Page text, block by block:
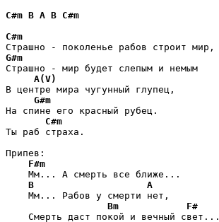
C#m B A B C#m
C#m
G#m
Страшно - мир будет слепым и немым
A(V)
В центре мира чугунный глупец,
G#m
На спине его красный рубец.
C#m
Ты раб страха.
Припев:
F#m
    Мм... А смерть все ближе...
B
A
    Мм... Рабов у смерти нет,
Bm
F#
    Смерть даст покой и вечный свет...